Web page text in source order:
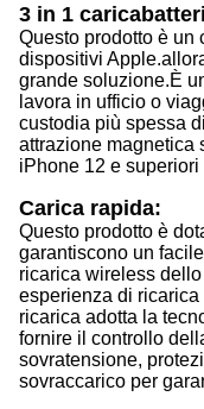
3 in 1
Questo prodotto è un
dispositivi
grande soluzione.È
lavora in ufficio o
custodia più spessa
attrazione magnetica
iPhone 12 e superiori
Carica rapida:
Questo prodotto è
garantiscono un
ricarica wireless
esperienza di
ricarica adotta la
fornire il controllo
sovratensione,
sovraccarico per